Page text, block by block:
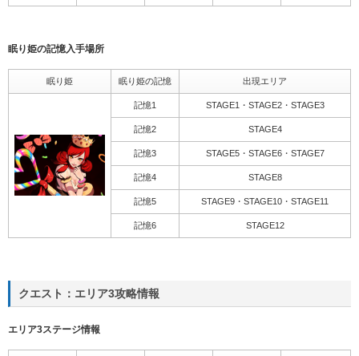
眠り姫の記憶入手場所
眠り姫 眠り姫の記憶 出現エリア
記憶1 STAGE1・STAGE2・STAGE3
記憶2 STAGE4
記憶3 STAGE5・STAGE6・STAGE7
記憶4 STAGE8
記憶5 STAGE9・STAGE10・STAGE11
記憶6 STAGE12
クエスト：エリア3攻略情報
エリア3ステージ情報